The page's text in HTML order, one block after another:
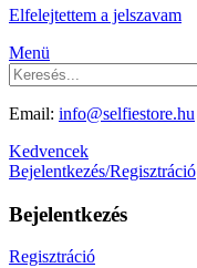
Elfelejtettem a jelszavam
Menü
Email: info@selfiestore.hu
Kedvencek
Bejelentkezés/Regisztráció
Bejelentkezés
Regisztráció